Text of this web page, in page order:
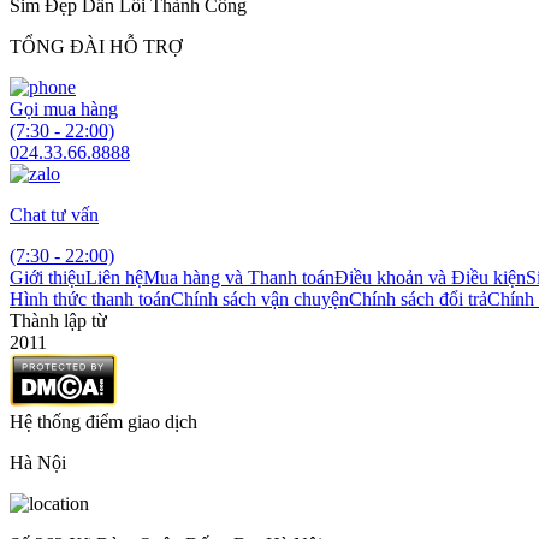
Sim Đẹp Dẫn Lối Thành Công
TỔNG ĐÀI HỖ TRỢ
Gọi mua hàng
(7:30 - 22:00)
024.33.66.8888
Chat tư vấn
(7:30 - 22:00)
Giới thiệuLiên hệMua hàng và Thanh toánĐiều khoản và Điều kiện
Hình thức thanh toánChính sách vận chuyệnChính sách đổi trảChính
Thành lập từ
2011
Hệ thống điểm giao dịch
Hà Nội